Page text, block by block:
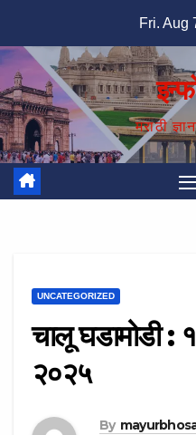
content
Fri. Aug
मराठी
UNCATEGORIZED
चालू घडामोडी :
२०२५
By